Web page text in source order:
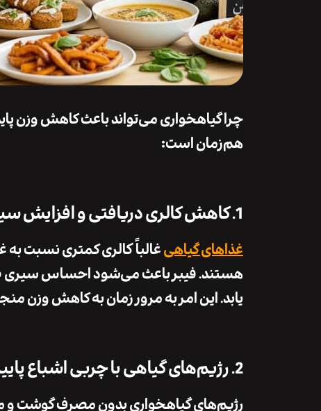
چرا گیاهخواری می‌تواند باعث کاهش وزن
هم‌زماناست:
1. کاهش کالری دریافتی و افزایش سیری
غذاهای گیاهیغالباًکالری کمترینسبت به
هستند. فیبر باعث می‌شود احساس سیری
یابد. این امر به مرور زمان به کاهش وزن
2. رژیم‌های گیاهی با چربی اشباع پایین‌تر
رژیم‌های گیاهخواری بدون مصرف گوشت و